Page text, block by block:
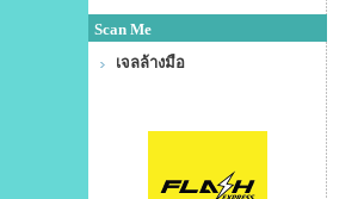
Scan Me
เจลล้างมือ